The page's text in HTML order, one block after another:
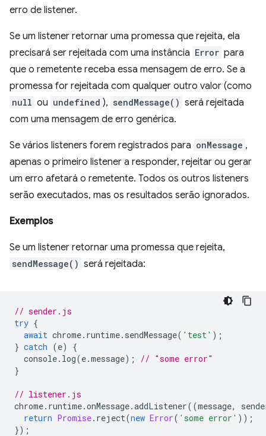
erro de listener.
Se um listener retornar uma promessa que rejeita, ela
precisará ser rejeitada com uma instância Error para
que o remetente receba essa mensagem de erro. Se a
promessa for rejeitada com qualquer outro valor (como
null ou undefined ), sendMessage() será rejeitada
com uma mensagem de erro genérica.
Se vários listeners forem registrados para onMessage ,
apenas o primeiro listener a responder, rejeitar ou gerar
um erro afetará o remetente. Todos os outros listeners
serão executados, mas os resultados serão ignorados.
Exemplos
Se um listener retornar uma promessa que rejeita,
sendMessage() será rejeitada:
// sender.js
try {
await chrome. runtime. sendMessage( 'test' );
} catch (e)
{
console. log(e.message);
// "some error"
}
// listener.js
chrome. runtime.onMessage.addListener((message,
return Promise. reject(new Error( 'some error' ));
});